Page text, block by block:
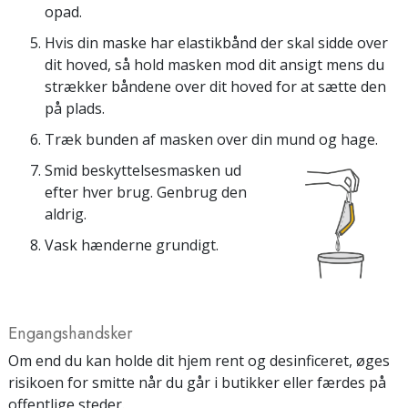
opad.
Hvis din maske har elastikbånd der skal sidde over
dit hoved, så hold masken mod dit ansigt mens du
strækker båndene over dit hoved for at sætte den
på plads.
Træk bunden af masken over din mund og hage.
Smid beskyttelsesmasken ud
efter hver brug. Genbrug den
aldrig.
Vask hænderne grundigt.
Engangs­handsker
Om end du kan holde dit hjem rent og desinficeret, øges
risikoen for smitte når du går i butikker eller færdes på